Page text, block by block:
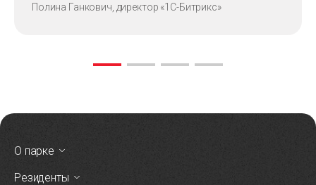
Полина Ганкович, директор «1С-Битрикс»
О парке
Резиденты